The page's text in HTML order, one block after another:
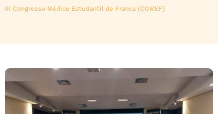
III Congresso Médico Estudantil de Franca (COMEF)